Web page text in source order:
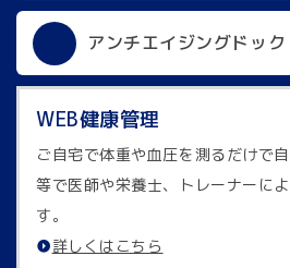
アンチエイジングドック
WEB健康管理
ご自宅で体重や血圧を測るだけで
等で医師や栄養士、トレーナーに
す。
詳しくはこちら